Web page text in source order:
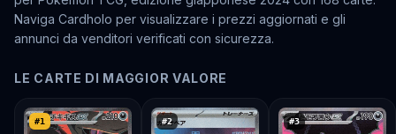
Naviga Cardholo per visualizzare i prezzi aggiornati e gli
annunci da venditori verificati con sicurezza.
LE CARTE DI MAGGIOR VALORE
#1 #2 #3